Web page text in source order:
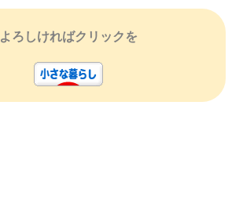
よろしければクリックを